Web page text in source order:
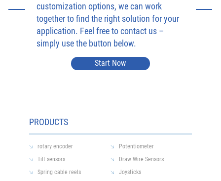
customization options, we can work
together to find the right solution for your
application. Feel free to contact us –
simply use the button below.
Start Now
PRODUCTS
rotary encoder
Potentiometer
Tilt sensors
Draw Wire Sensors
Spring cable reels
Joysticks